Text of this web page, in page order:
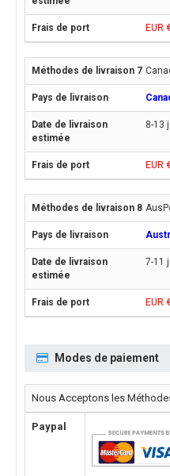
EUR
8-13
EUR
7-11
EUR
Modes de paiement
Nous Acceptons les
Paypal